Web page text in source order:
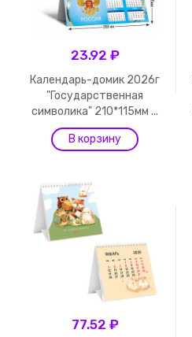
23.92 ₽
Календарь-домик 2026г
"Государственная
символика" 210*115мм ...
77.52 ₽